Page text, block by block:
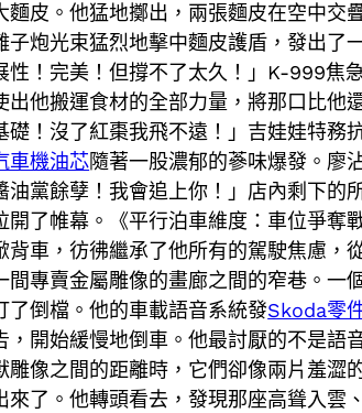
麵皮。他猛地擲出，兩張麵皮在空中
子炮光束猛烈地擊中麵皮護盾，發出
性！完美！但撐不了太久！」K-999焦
出他搬運食材的全部力量，將那口比
礎！沒了紅棗我飛不遠！」吉娃娃特務
車機油芯隨著一股濃郁的蔘味爆發。廖
油黨餘孽！我會追上你！」店內剩下
開了帷幕。《平行泊車維度：車位爭奪
背車，彷彿繼承了他所有的駕駛焦慮，
間專賣金屬雕像的畫廊之間的窄巷。
了倒檔。他的車載語音系統發Skoda零
，開始緩慢地倒車。他最討厭的不是
雕像之間的距離時，它們卻像兩片羞
來了。他轉頭看去，發現那座高聳入雲